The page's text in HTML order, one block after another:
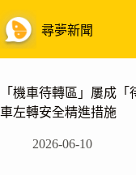
至
主
內
容
尋夢新聞
「機車待轉區」屢成
車左轉安全精進措施
2026-06-10